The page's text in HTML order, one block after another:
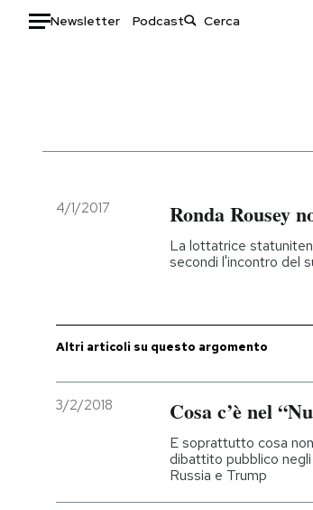
Newsletter Podcast
Italia
Politica
Moda
Storie/Idee
Ok Boomer!
NEWSLETTER
4/1/2017 Ronda Rousey
La lottatrice
secondi l'incontro del
Altri articoli su questo argomento
3/2/2018 Cosa c’è nel
E soprattutto cosa
dibattito pubblico
Russia e Trump